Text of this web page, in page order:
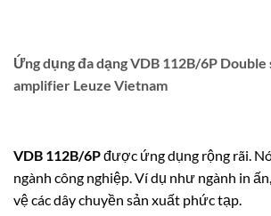
Ứng dụng đa dạng VDB 112B/6P
amplifier Leuze Vietnam
VDB 112B/6Pđược ứng dụng rộng rãi.
ngành công nghiệp. Ví dụ như ngành in
vệ các dây chuyền sản xuất phức tạp.